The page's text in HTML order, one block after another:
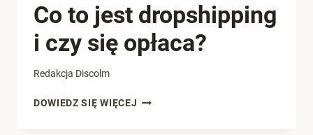
Co to jest dropshipping
i czy się opłaca?
Redakcja Discolm
DOWIEDZ SIĘ WIĘCEJ CO